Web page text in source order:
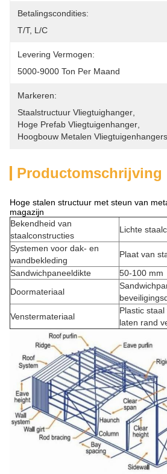
Betalingscondities:
T/T, L/C
Levering Vermogen:
5000-9000 Ton Per Maand
Markeren:
Staalstructuur Vliegtuighanger
Hoge Prefab Vliegtuigenhanger
Hoogbouw Metalen Vliegtuigenhangers
Productomschrijving
Hoge stalen structuur met steun van
magazijn
Bekendheid van
staalconstructies
Lichte
Systemen voor dak- en
wandbekleding
Plaat van
Sandwichpaneeldikte
50-100 mm
Doormateriaal
Venstermateriaal
Plastic
laten rand